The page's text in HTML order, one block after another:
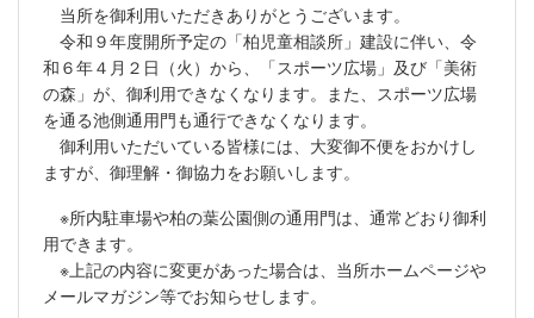
当所を御利用いただきありがとうございます。
令和９年度開所予定の「柏児童相談所」建設に伴い、令
和６年４月２日（火）から、「スポーツ広場」及び「美術
の森」が、御利用できなくなります。また、スポーツ広場
を通る池側通用門も通行できなくなります。
御利用いただいている皆様には、大変御不便をおかけし
ますが、御理解・御協力をお願いします。
※所内駐車場や柏の葉公園側の通用門は、通常どおり御利
用できます。
※上記の内容に変更があった場合は、当所ホームページや
メールマガジン等でお知らせします。